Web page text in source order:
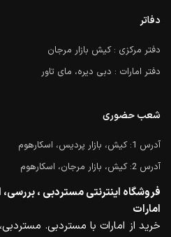
دفاتر
دفتر مرکزی : کیش بازار مرجان
دفتر امارات : دبی دیره، مای تاور
شعب حضوری
آدرس 1: کیش، بازار پردیس، اسکارهوم
آدرس 2: کیش، بازار مرجان، اسکارهوم
فروشگاه اینترنتی مستردبی ، بررسی،
امارات
خرید از امارات با مستردبی.